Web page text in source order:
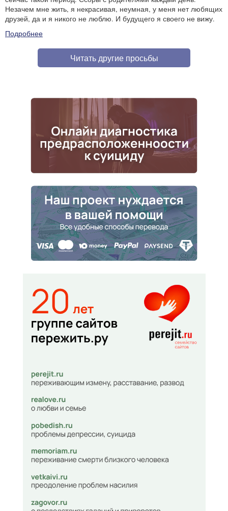
Незачем мне жить, я некрасивая, неумная, у меня нет любящих
друзей, да и я никого не люблю. И будущего я своего не вижу.
Подробнее
Читать другие просьбы